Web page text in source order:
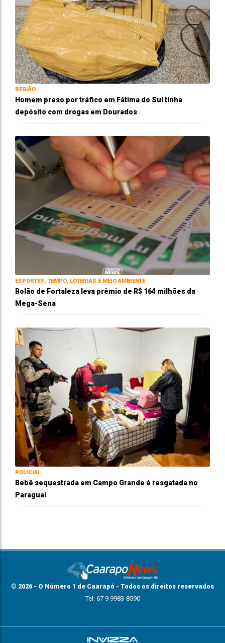
REGIÃO
Homem preso por tráfico em Fátima do Sul tinha
depósito com drogas em Dourados
ESPORTES, TEMPO, LOTERIAS E MEIO AMBIENTE
Bolão de Fortaleza leva prêmio de R$ 164 milhões da
Mega-Sena
POLICIAL
Bebê sequestrada em Campo Grande é resgatada no
Paraguai
© 2026 - O Número 1 de Caarapó - Todos os direitos reservados
Tel: 67 9 9983-8590